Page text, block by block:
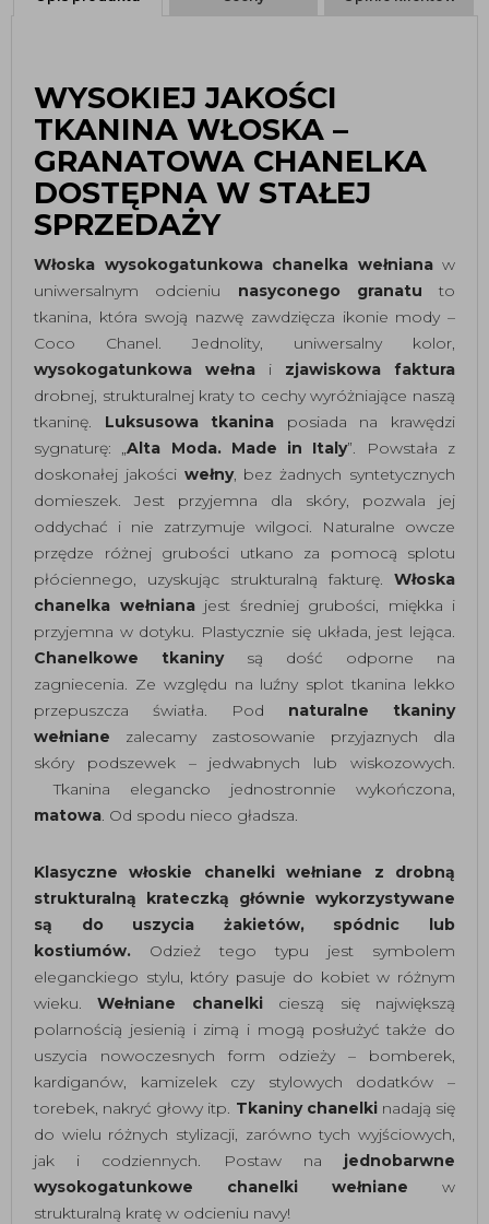
WYSOKIEJ JAKOŚCI
TKANINA WŁOSKA –
GRANATOWA CHANELKA
DOSTĘPNA W STAŁEJ
SPRZEDAŻY
Włoska wysokogatunkowa chanelka wełnianaw
uniwersalnym odcieniu nasyconego granatu to
tkanina, która swoją nazwę zawdzięcza ikonie mody –
Coco Chanel. Jednolity, uniwersalny kolor,
wysokogatunkowa wełna i zjawiskowa faktura
drobnej, strukturalnej kraty to cechy wyróżniające naszą
tkaninę. Luksusowa tkanina posiada na krawędzi
sygnaturę: „Alta Moda. Made in Italy”. Powstała z
doskonałej jakościwełny, bez żadnych syntetycznych
domieszek. Jest przyjemna dla skóry, pozwala jej
oddychać i nie zatrzymuje wilgoci. Naturalne owcze
przędze różnej grubości utkano za pomocą splotu
płóciennego, uzyskując strukturalną fakturę. Włoska
chanelka wełnianajest średniej grubości, miękka i
przyjemna w dotyku. Plastycznie się układa, jest lejąca.
Chanelkowe tkaninysą dość odporne na
zagniecenia. Ze względu na luźny splot tkanina lekko
przepuszcza światła. Pod naturalne
tkaniny
wełniane zalecamy zastosowanie przyjaznych dla
skóry podszewek – jedwabnych lub wiskozowych.
Tkanina elegancko jednostronnie wykończona,
matowa. Od spodu nieco gładsza.
Klasyczne włoskie chanelki wełniane z drobną
strukturalną krateczką głównie wykorzystywane
są do uszycia żakietów, spódnic lub
kostiumów. Odzież tego typu jest symbolem
eleganckiego stylu, który pasuje do kobiet w różnym
wieku.Wełniane chanelki cieszą się największą
polarnością jesienią i zimą i mogą posłużyć także do
uszycia nowoczesnych form odzieży – bomberek,
kardiganów, kamizelek czy stylowych dodatków –
torebek, nakryć głowy itp. Tkaniny chanelki nadają się
do wielu różnych stylizacji, zarówno tych wyjściowych,
jak i codziennych. Postaw na jednobarwne
wysokogatunkowe chanelki wełniane w
strukturalną kratę w odcieniu navy!